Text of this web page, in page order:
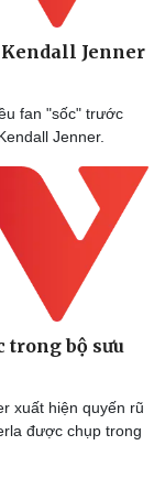
- Gia đình
Kendall Jenner
fan "sốc" trước
Jenner.
trong bộ sưu
xuất hiện quyến rũ
được chụp trong